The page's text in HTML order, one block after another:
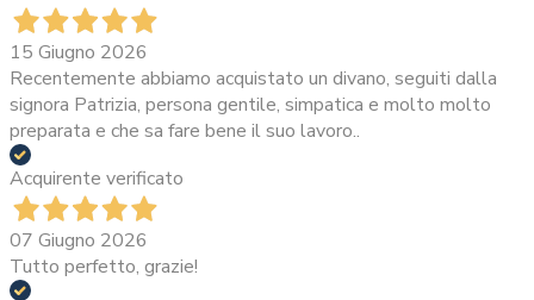
15 Giugno 2026
Recentemente abbiamo acquistato un divano, seguiti dalla
signora Patrizia, persona gentile, simpatica e molto molto
preparata e che sa fare bene il suo lavoro..
Acquirente verificato
07 Giugno 2026
Tutto perfetto, grazie!